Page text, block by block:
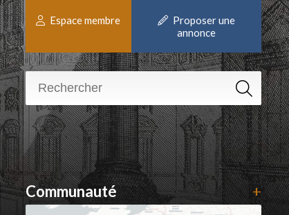
Espace membre
Proposer une
annonce
Communauté +